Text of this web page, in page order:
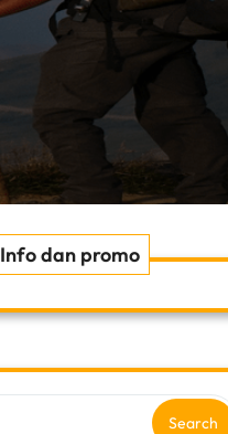
Info dan promo
Search